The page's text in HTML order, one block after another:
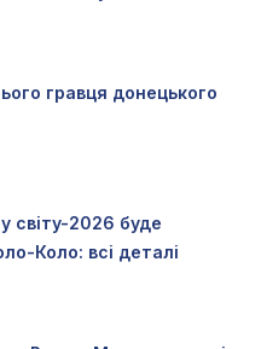
гравця донецького
світу-2026 буде
Коло: всі деталі